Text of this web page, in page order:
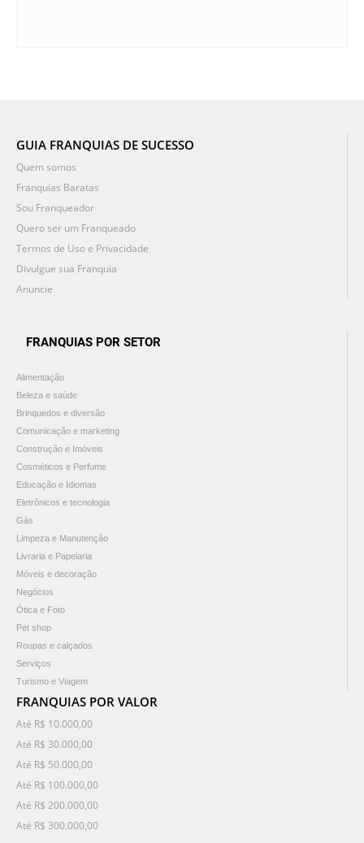
GUIA FRANQUIAS DE SUCESSO
Quem somos
Franquias Baratas
Sou Franqueador
Quero ser um Franqueado
Termos de Uso e Privacidade
Divulgue sua Franquia
Anuncie
FRANQUIAS POR SETOR
Alimentação
Beleza e saúde
Brinquedos e diversão
Comunicação e marketing
Construção e Imóveis
Cosméticos e Perfume
Educação e Idiomas
Eletrônicos e tecnologia
Gás
Limpeza e Manutenção
Livraria e Papelaria
Móveis e decoração
Negócios
Ótica e Foto
Pet shop
Roupas e calçados
Serviços
Turismo e Viagem
FRANQUIAS POR VALOR
Até R$ 10.000,00
Até R$ 30.000,00
Até R$ 50.000,00
Até R$ 100.000,00
Até R$ 200.000,00
Até R$ 300.000,00